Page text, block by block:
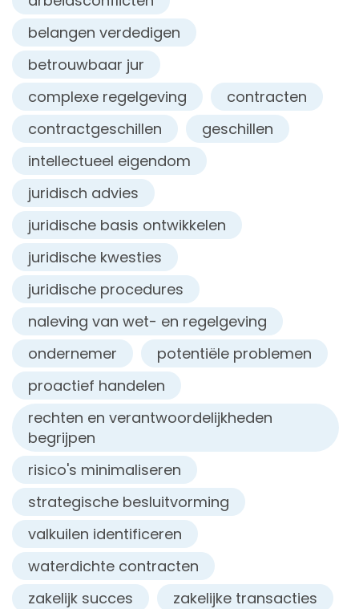
belangen verdedigen
betrouwbaar jur
complexe regelgeving
contracten
contractgeschillen
geschillen
intellectueel eigendom
juridisch advies
juridische basis ontwikkelen
juridische kwesties
juridische procedures
naleving van wet- en regelgeving
ondernemer
potentiële problemen
proactief handelen
rechten en verantwoordelijkheden
begrijpen
risico's minimaliseren
strategische besluitvorming
valkuilen identificeren
waterdichte contracten
zakelijk succes
zakelijke transacties